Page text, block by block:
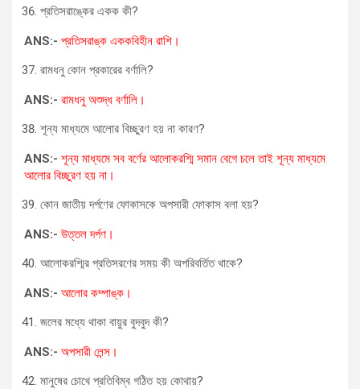
প্রতিসরাঙ্কের একক কী?
ANS:- প্রতিসরাঙ্ক এককবিহীন রাশি।
রামধনু কোন প্রকারের বর্ণালি?
ANS:- রামধনু অশুদ্ধ বর্ণালি।
শূন্য মাধ্যমে আলোর বিচ্ছুরণ হয় না কারণ?
ANS:- শূন্য মাধ্যমে সব বর্ণের আলোকরশ্মি সমান বেগে চলে তাই শূন্য মাধ্যমে
আলোর বিচ্ছুরণ হয় না।
কোন জাতীয় দর্পণের ফোকাসকে অপসারী ফোকাস বলা হয়?
ANS:- উত্তল দর্পণ।
আলোকরশ্মির প্রতিসরণের সময় কী অপরিবর্তিত থাকে?
ANS:- আলোর কম্পাঙ্ক।
জলের মধ্যে থাকা বায়ুর বুদবুদ কী?
ANS:- অপসারী লেন্স।
মানুষের চোখে প্রতিবিম্ব গঠিত হয় কোথায়?